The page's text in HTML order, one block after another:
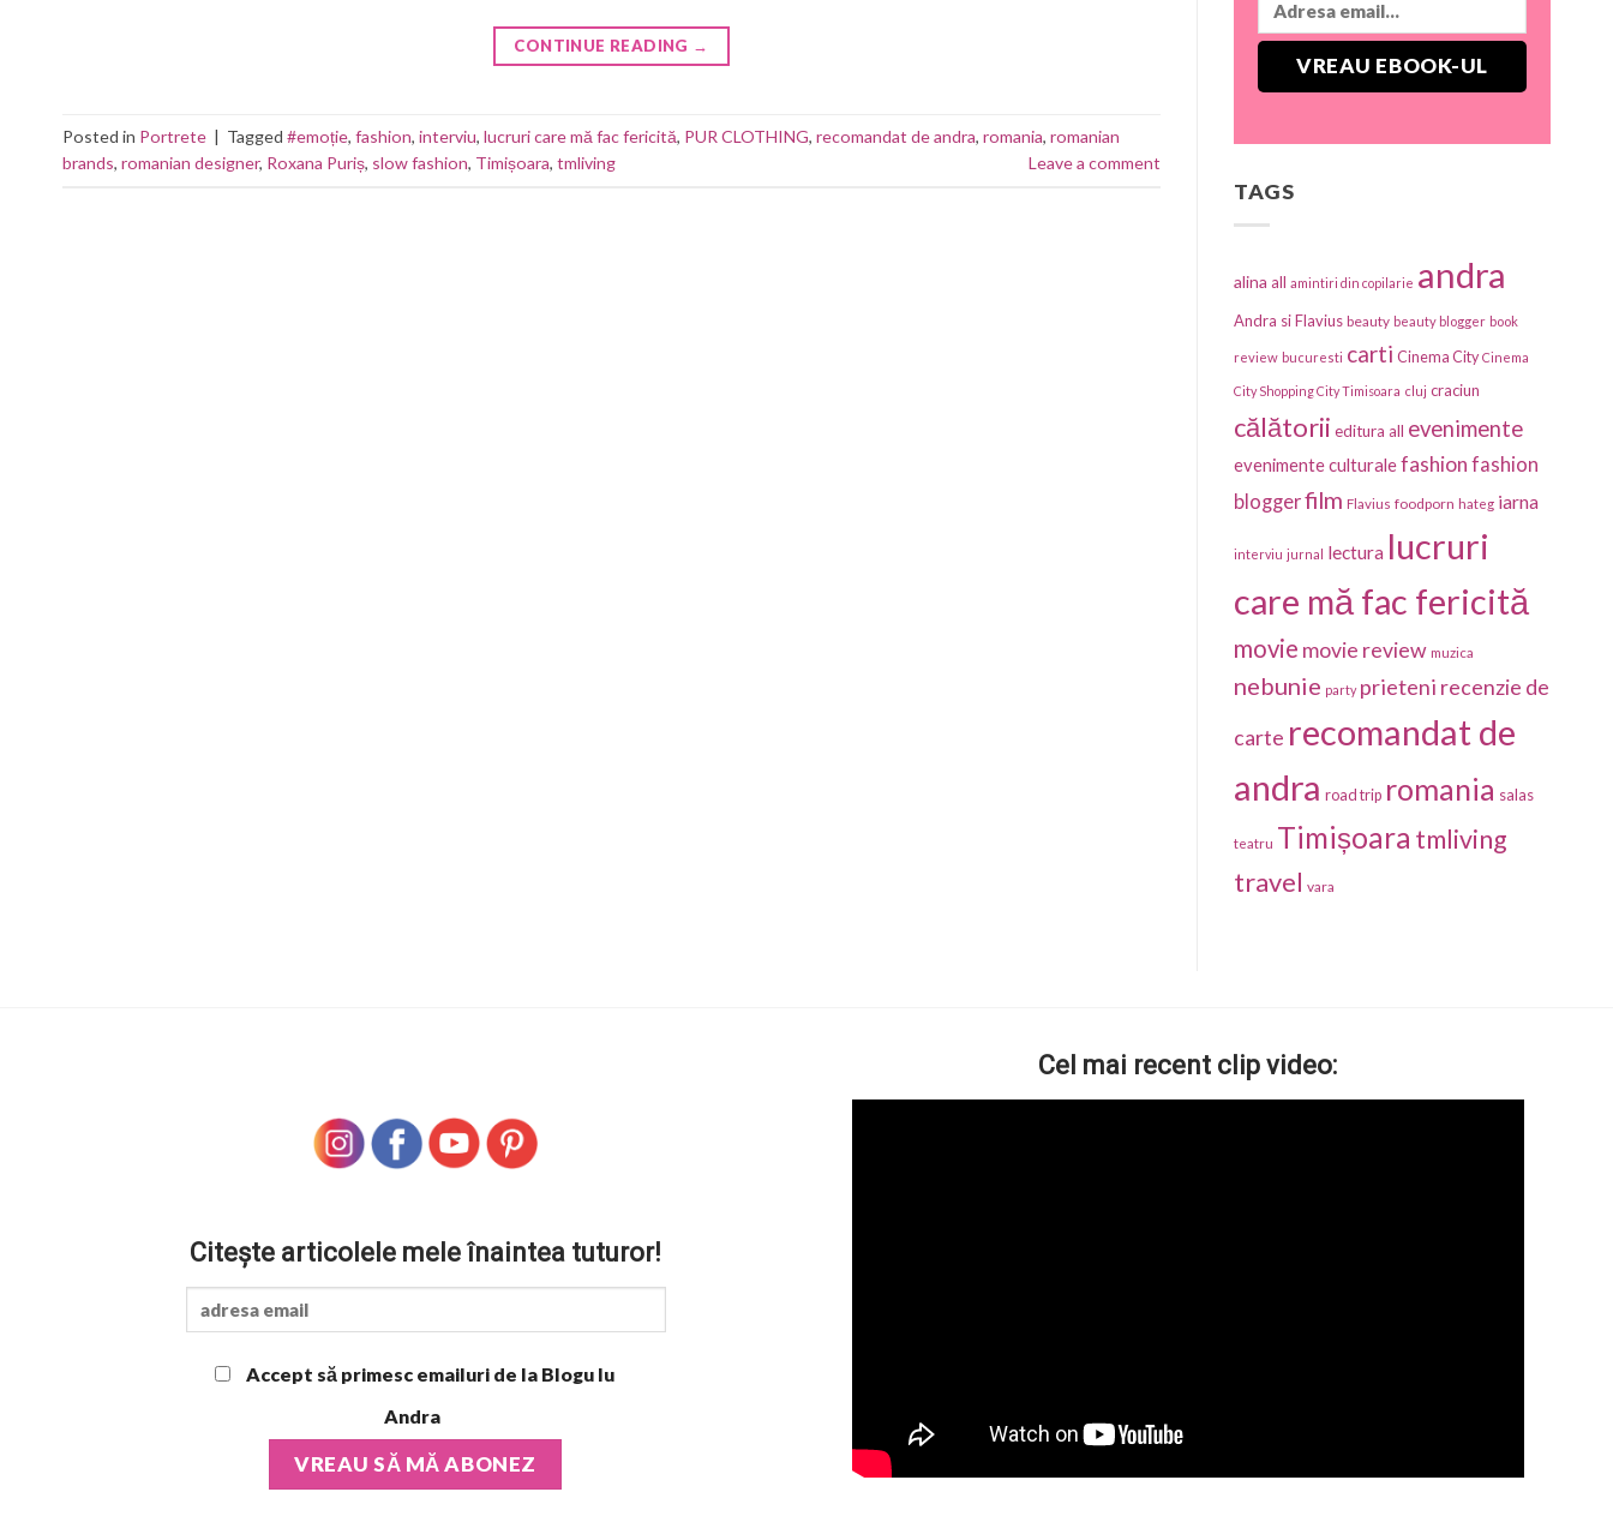
CONTINUE READING →
Posted in Portrete | Tagged #emoție, fashion, interviu, lucruri care mă fac fericită, PUR CLOTHING, recomandat de andra, romania, romanian
brands, romanian designer, Roxana Puriș, slow fashion, Timișoara, tmliving Leave a comment
TAGS
alina all amintiri din copilarie andra
Andra si Flavius beauty beauty blogger book
review bucuresti carti Cinema City Cinema
City Shopping City Timisoara cluj craciun
călătorii editura all evenimente
evenimente culturalefashion fashion
bloggerfilm Flavius foodporn hateg iarna
interviu jurnal lectura lucruri
care mă fac fericită
movie movie review muzica
nebunie party prieteni recenzie de
carte recomandat de
andra road trip romania salas
teatru Timișoara tmliving
travel vara
Citește articolele mele înaintea tuturor!
Accept să primesc emailuri de la Blogu lu
Andra
Cel mai recent clip video: